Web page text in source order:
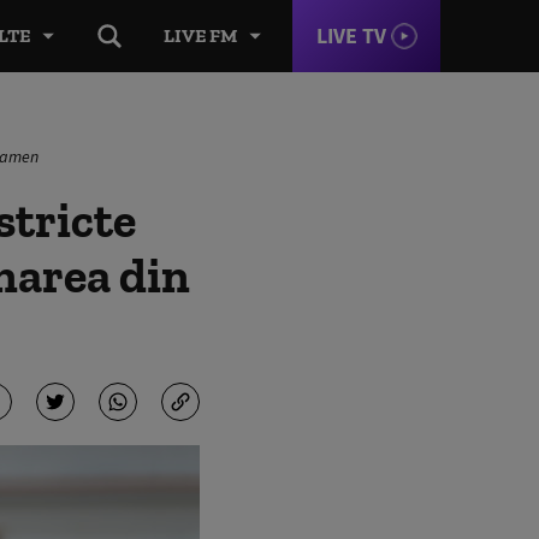
LIVE FM LIVE TV
din